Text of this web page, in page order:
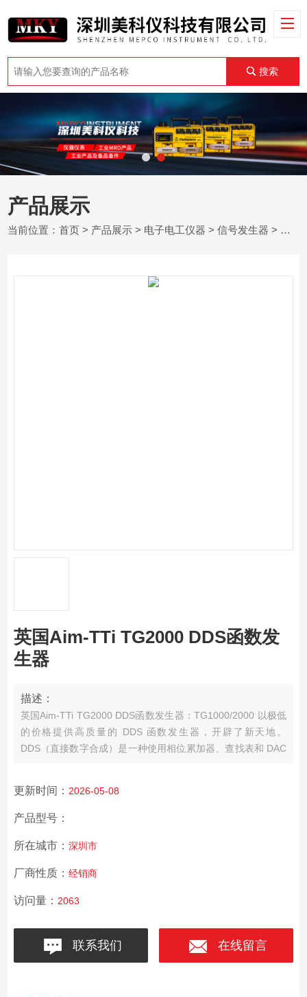
搜索
产品展示
当前位置：首页 > 产品展示 > 电子电工仪器 >信号发生器 > 英国Aim-TTi TG2000 DDS函数发生器
英国Aim-TTi TG2000 DDS函数发
生器
描述：
英国Aim-TTi TG2000 DDS函数发生器：TG1000/2000 以极低
的价格提供高质量的 DDS 函数发生器，开辟了新天地。
DDS（直接数字合成）是一种使用相位累加器、查找表和 DAC
不仅提供高的精度和稳定性，而且提供高频谱纯度、低相位噪
声和出色的频率捷变。
更新时间： 2026-05-08
产品型号：
所在城市： 深圳市
厂商性质： 经销商
访问量： 2063
联系我们 在线留言